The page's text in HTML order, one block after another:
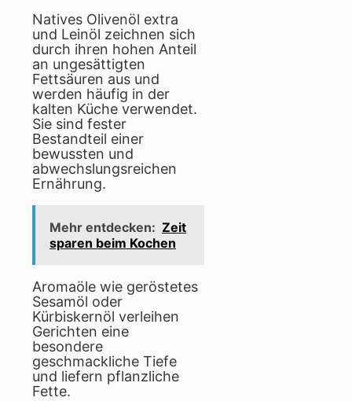
Natives Olivenöl extra
und Leinöl zeichnen sich
durch ihren hohen Anteil
an ungesättigten
Fettsäuren aus und
werden häufig in der
kalten Küche verwendet.
Sie sind fester
Bestandteil einer
bewussten und
abwechslungsreichen
Ernährung.
Mehr entdecken: Zeit
sparen beim Kochen
Aromaöle wie geröstetes
Sesamöl oder
Kürbiskernöl verleihen
Gerichten eine
besondere
geschmackliche Tiefe
und liefern pflanzliche
Fette.